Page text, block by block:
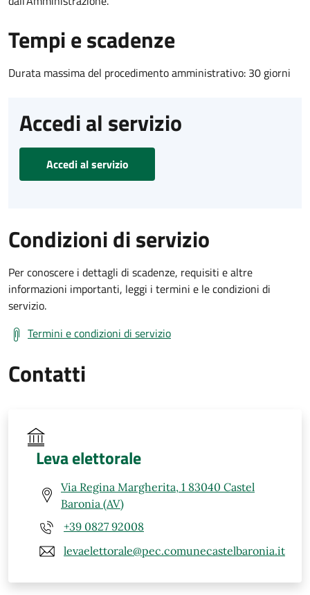
Tempi e scadenze
Durata massima del procedimento amministrativo: 30 giorni
Accedi al servizio
Accedi al servizio
Condizioni di servizio
Per conoscere i dettagli di scadenze, requisiti e altre
informazioni importanti, leggi i termini e le condizioni di
servizio.
Termini e condizioni di servizio
Contatti
Leva elettorale
Via Regina Margherita, 1 83040 Castel
Baronia (AV)
+39 0827 92008
levaelettorale@pec.comunecastelbaronia.it